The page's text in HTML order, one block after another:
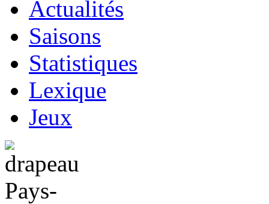
Actualités
Saisons
Statistiques
Lexique
Jeux